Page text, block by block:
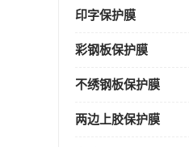
印字保护膜
彩钢板保护膜
不绣钢板保护膜
两边上胶保护膜